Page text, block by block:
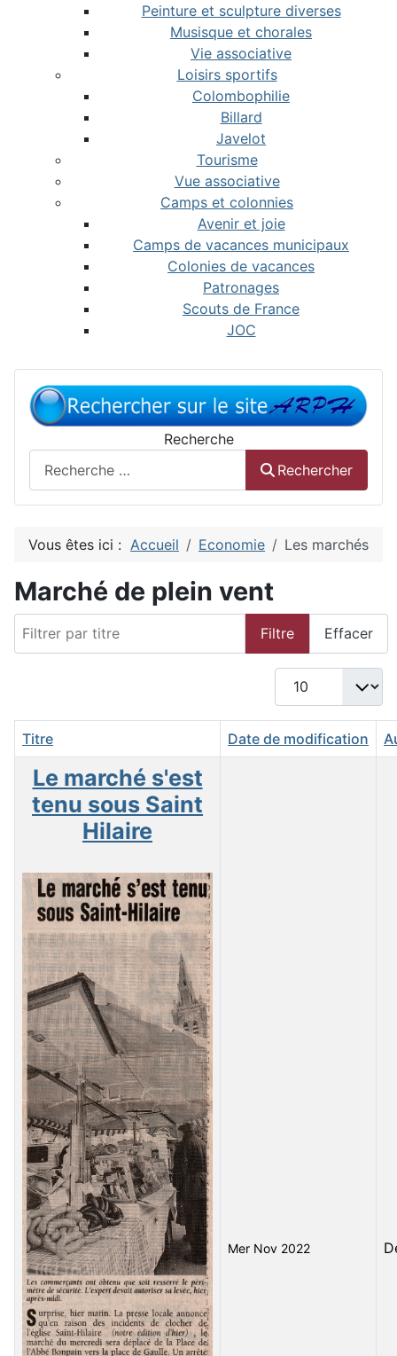
Peinture et sculpture diverses
Musisque et chorales
Vie associative
Loisirs sportifs
Colombophilie
Billard
Javelot
Tourisme
Vue associative
Camps et colonnies
Avenir et joie
Camps de vacances municipaux
Colonies de vacances
Patronages
Scouts de France
JOC
Recherche
Rechercher
Vous êtes ici : Accueil Economie Les marchés
Marché de plein vent
Filtre Effacer
Afficher #
Titre Date de modification
Le marché s'est
tenu sous Saint
Hilaire
Mer Nov 2022